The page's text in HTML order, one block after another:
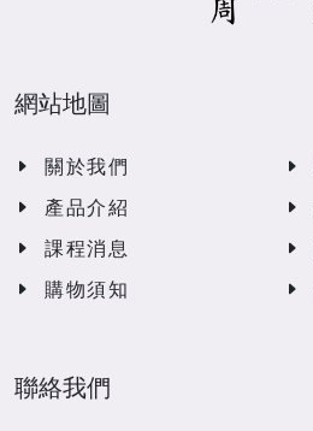
網站地圖
關於我們
產品介紹
課程消息
購物須知
聯絡我們